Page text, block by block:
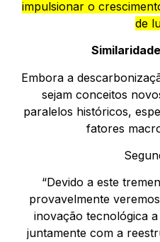
impulsionar o
de
Embora a
sejam conceitos
paralelos históricos,
fatores
“Devido a este
provavelmente
inovação tecnológica
juntamente com a